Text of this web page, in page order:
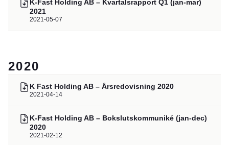
K-Fast Holding AB – Kvartalsrapport Q1 (jan-mar)
2021
2021-05-07
K Fast Holding AB – Årsredovisning 2020
2021-04-14
K-Fast Holding AB – Bokslutskommuniké (jan-dec)
2020
2021-02-12
2020